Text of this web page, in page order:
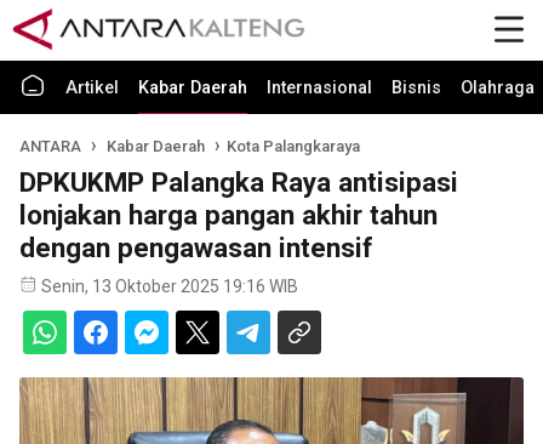
Artikel Kabar Daerah Internasional Bisnis Olahraga
ANTARA Kabar Daerah Kota Palangkaraya
DPKUKMP Palangka Raya antisipasi
lonjakan harga pangan akhir tahun
dengan pengawasan intensif
Senin, 13 Oktober 2025 19:16 WIB